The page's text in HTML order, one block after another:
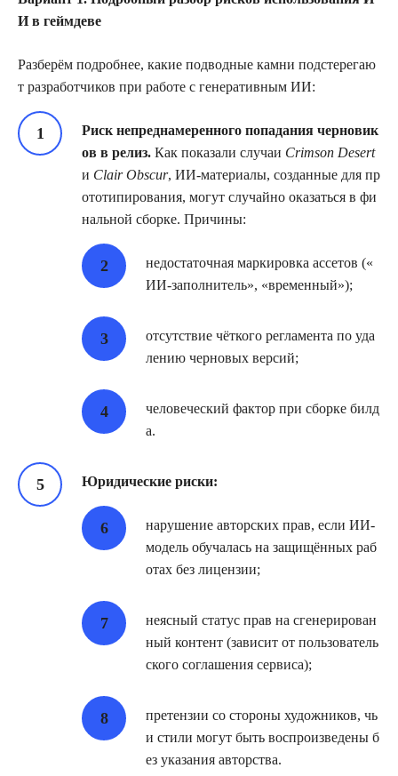
И в геймдеве
Разберём подробнее, какие подводные камни подстерегаю
т разработчиков при работе с генеративным ИИ:
Риск непреднамеренного попадания черновик
ов в релиз. Как показали случаи Crimson Desert
и Clair Obscur, ИИ‑материалы, созданные для пр
ототипирования, могут случайно оказаться в фи
нальной сборке. Причины:
недостаточная маркировка ассетов («
ИИ‑заполнитель», «временный»);
отсутствие чёткого регламента по уда
лению черновых версий;
человеческий фактор при сборке билд
а.
Юридические риски:
нарушение авторских прав, если ИИ‑
модель обучалась на защищённых раб
отах без лицензии;
неясный статус прав на сгенерирован
ный контент (зависит от пользователь
ского соглашения сервиса);
претензии со стороны художников, чь
и стили могут быть воспроизведены б
ез указания авторства.